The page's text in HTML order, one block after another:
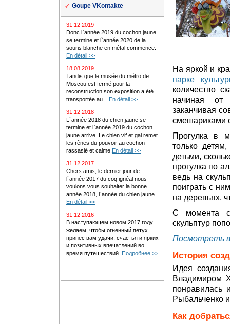
Goupe VKontakte
31.12.2019
Donc l`année 2019 du cochon jaune
se termine et l`année 2020 de la
souris blanche en métal commence.
En détail >>
18.08.2019
Tandis que le musée du métro de
Moscou est fermé pour la
reconstruction son exposition a été
transportée au... En détail >>
31.12.2018
L`année 2018 du chien jaune se
termine et l`année 2019 du cochon
jaune arrive. Le chien vif et gai remet
les rênes du pouvoir au cochon
rassasié et calme. En détail >>
31.12.2017
Chers amis, le dernier jour de
l`année 2017 du coq ignéal nous
voulons vous souhaiter la bonne
année 2018, l`année du chien jaune.
En détail >>
31.12.2016
В наступающем новом 2017 году
желаем, чтобы огненный петух
принес вам удачи, счастья и ярких
и позитивных впечатлений во
время путешествий. Подробнее >>
На яркой и
парке
количество
начиная от
заканчивая
смешариками
Прогулка в
только
детьми,
прогулка по
ведь на
поиграть с
на деревьях,
С момента
скульптур
Посмотреть
История
Идея
Владимиром
понравилась
Рыбальченко
Как